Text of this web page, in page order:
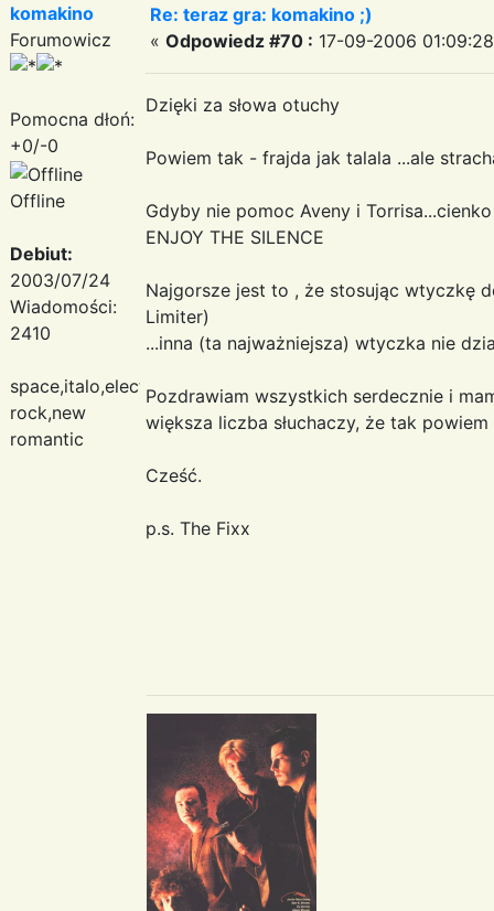
komakino
Forumowicz
Pomocna dłoń:
+0/-0
Offline
Debiut:
2003/07/24
Wiadomości:
2410
space,italo,electronic
rock,new
romantic
Re: teraz gra: komakino ;)
« Odpowiedz #70 : 17-09-2006
Dzięki za słowa otuchy
Powiem tak - frajda jak talala ...ale
Gdyby nie pomoc Aveny i
ENJOY THE SILENCE
Najgorsze jest to , że stosując wtyczkę
Limiter)
...inna (ta najważniejsza) wtyczka nie
Pozdrawiam wszystkich serdecznie i
większa liczba słuchaczy, że tak
Cześć.
p.s. The Fixx